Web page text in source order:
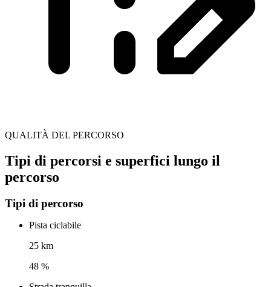
QUALITÀ DEL PERCORSO
Tipi di percorsi e superfici lungo il
percorso
Tipi di percorso
Pista ciclabile
25 km
48 %